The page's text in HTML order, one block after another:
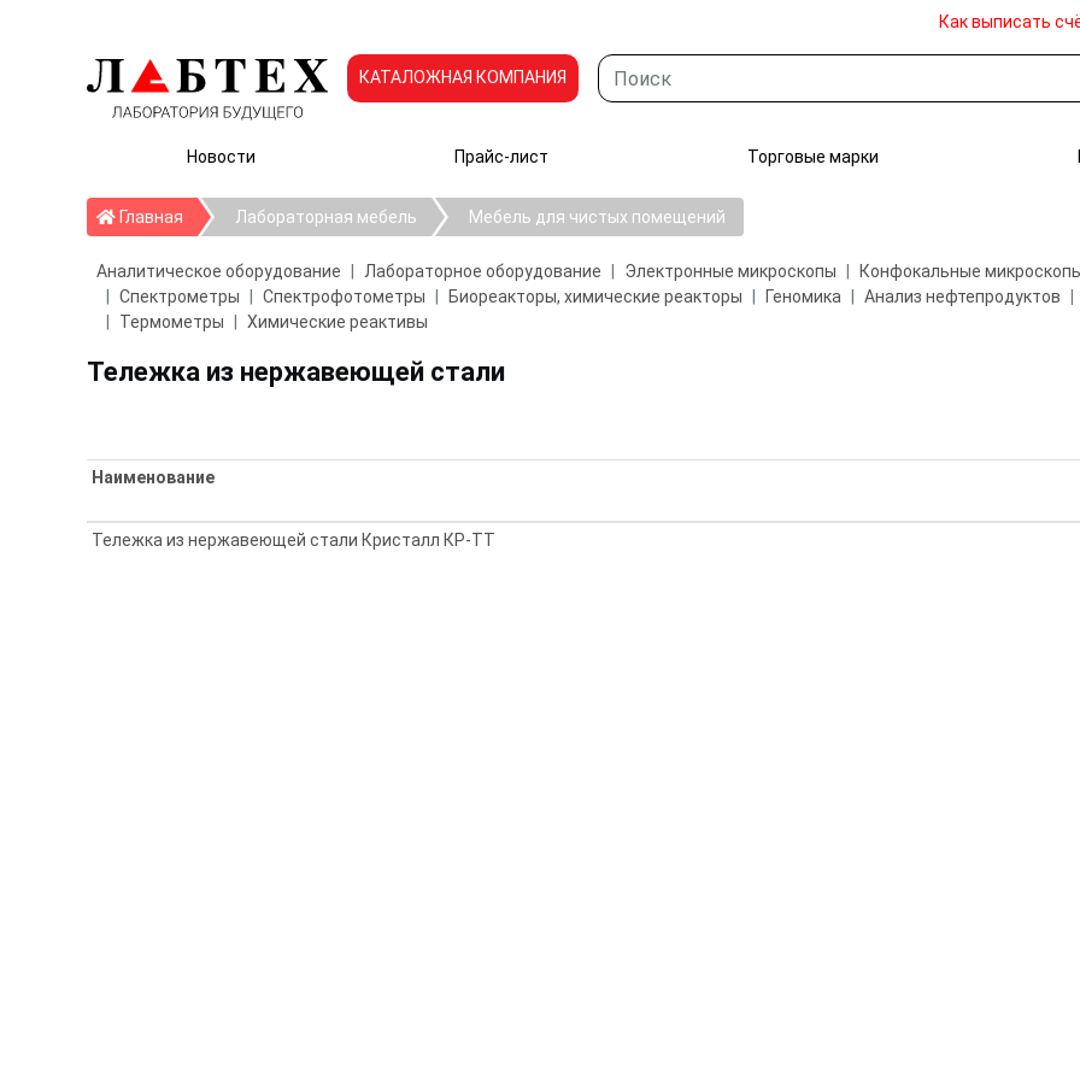
Как выписать
КАТАЛОЖНАЯ КОМПАНИЯ
Новости Прайс-лист Торговые марки
ГлавнаяГлавнаяЛабораторная мебель Мебель для чистых помещений
Аналитическое оборудование Лабораторное оборудование Электронные микроскопы Конфокальные
Спектрометры
Спектрофотометры Биореакторы, химические реакторы Геномика Анализ нефтепродуктов
Термометры
Химические реактивы
Тележка из нержавеющей стали
Наименование
Тележка из нержавеющей стали Кристалл КР-ТТ